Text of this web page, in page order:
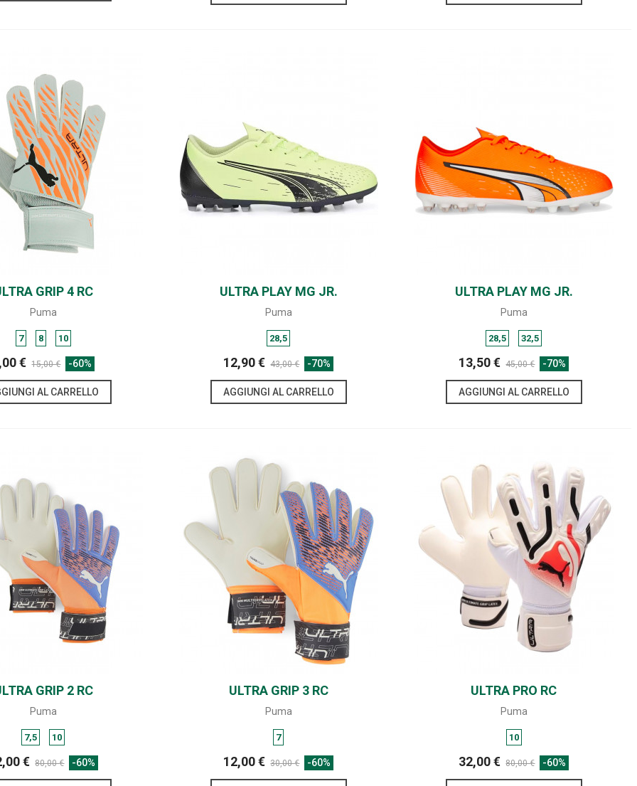
SHARE
GRIP 4 RC
Puma
7 8 10
€ 15,00 € -60%
AL CARRELLO
SHARE
ULTRA PLAY MG JR.
Puma
28,5
12,90 € 43,00 € -70%
AGGIUNGI AL CARRELLO
SHARE
ULTRA PLAY MG JR.
Puma
28,5 32,5
13,50 € 45,00 € -70%
AGGIUNGI AL CARRELLO
SHARE
GRIP 2 RC
Puma
7,5 10
€ 80,00 € -60%
SHARE
ULTRA GRIP 3 RC
Puma
7
12,00 € 30,00 € -60%
SHARE
ULTRA PRO RC
Puma
10
32,00 € 80,00 € -60%